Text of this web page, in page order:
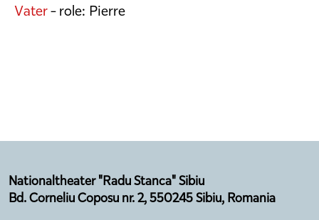
Vater- role: Pierre
Nationaltheater "Radu Stanca" Sibiu
Bd. Corneliu Coposu nr. 2, 550245 Sibiu, Romania